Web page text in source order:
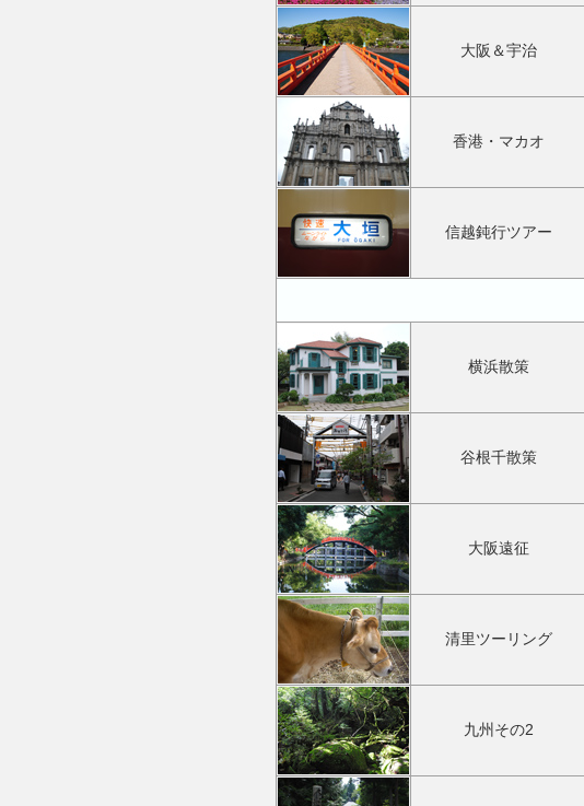
大阪＆宇治
香港・マカオ
信越鈍行ツアー
横浜散策
谷根千散策
大阪遠征
清里ツーリング
九州その2